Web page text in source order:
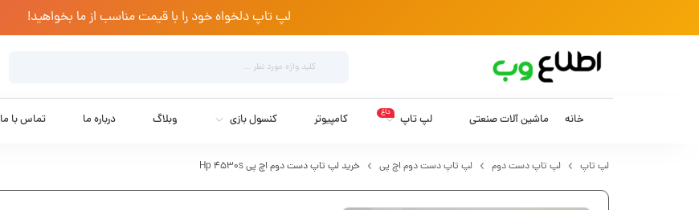
لپ تاپ دلخواه خود را با قیمت مناسب از ما بخواهید!
خانه ماشین آلات صنعتی لپ تاپ داغ کامپیوتر کنسول بازی وبلاگ درباره ما تماس با ما
لپ تاپ لپ تاپ دست دوم لپ تاپ دست دوم اچ پی خرید لپ تاپ دست دوم اچ پی Hp 4530s